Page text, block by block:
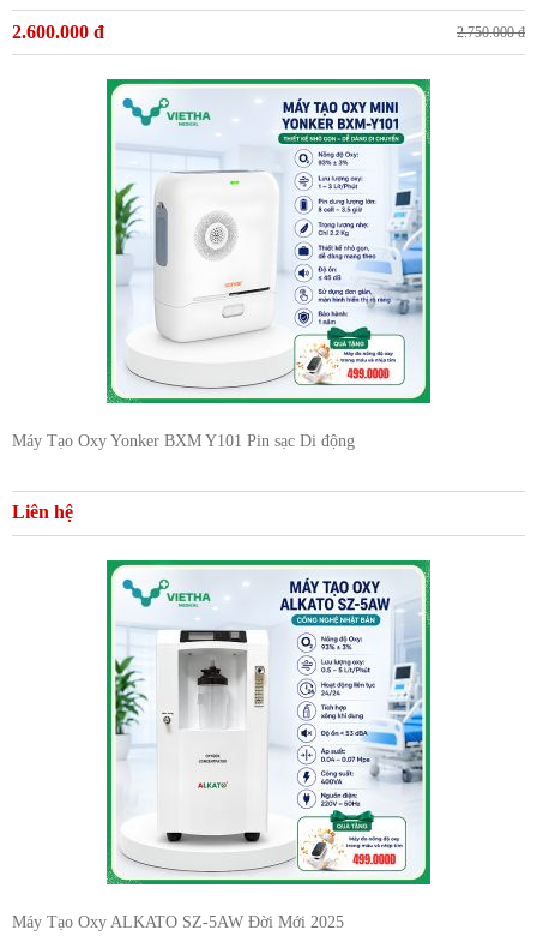
2.600.000 đ 2.750.000 đ
Máy Tạo Oxy Yonker BXM Y101 Pin sạc Di động
Liên hệ
Máy Tạo Oxy ALKATO SZ-5AW Đời Mới 2025